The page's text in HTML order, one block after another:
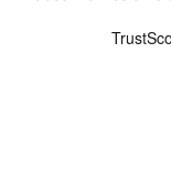
Contrôle